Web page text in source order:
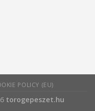
POLICY (EU)
torogepeszet.hu